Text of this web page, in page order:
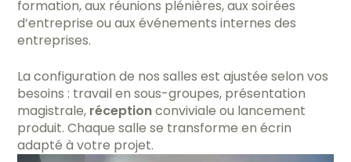
formation, aux réunions plénières, aux soirées
d’entreprise ou aux événements internes des
entreprises.
La configuration de nos salles est ajustée selon vos
besoins : travail en sous-groupes, présentation
magistrale, réceptionconviviale ou lancement
produit. Chaque salle se transforme en écrin
adapté à votre projet.